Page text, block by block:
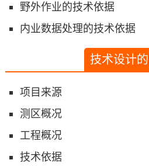
野外作业的技术依据
内业数据处理的技术依据
技术设计
项目来源
测区概况
工程概况
技术依据